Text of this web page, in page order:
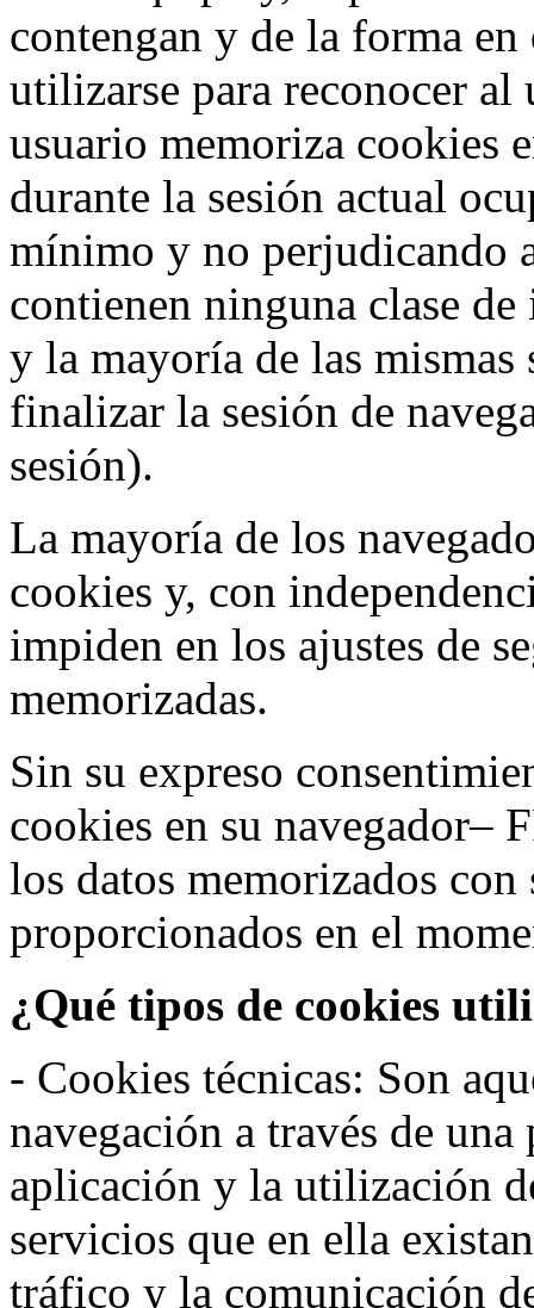
contengan y de la forma
utilizarse para reconocer
usuario memoriza cookies
durante la sesión actual
mínimo y no perjudicando
contienen ninguna clase
y la mayoría de las
finalizar la sesión de
sesión).
La mayoría de los
cookies y, con
impiden en los ajustes de
memorizadas.
Sin su expreso
cookies en su navegador–
los datos memorizados con
proporcionados en el
¿Qué tipos de cookies
- Cookies técnicas: Son
navegación a través de
aplicación y la utilización
servicios que en ella
tráfico y la comunicación